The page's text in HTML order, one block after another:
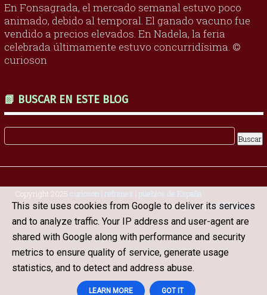
En Fonsagrada, el mercado semanal estuvo poco
animado, debido al temporal. El ganado vacuno fue
vendido a precios elevados. En Nadela, la feria
celebrada últimamente estuvo concurridísima. ©
curioson
📗 BUSCAR EN ESTE BLOG
Copyright 2025 curioson | refranes | pueblos de España
Designed byOddThemes
This site uses cookies from Google to deliver its services
and to analyze traffic. Your IP address and user-agent are
shared with Google along with performance and security
metrics to ensure quality of service, generate usage
statistics, and to detect and address abuse.
LEARN MORE GOT IT